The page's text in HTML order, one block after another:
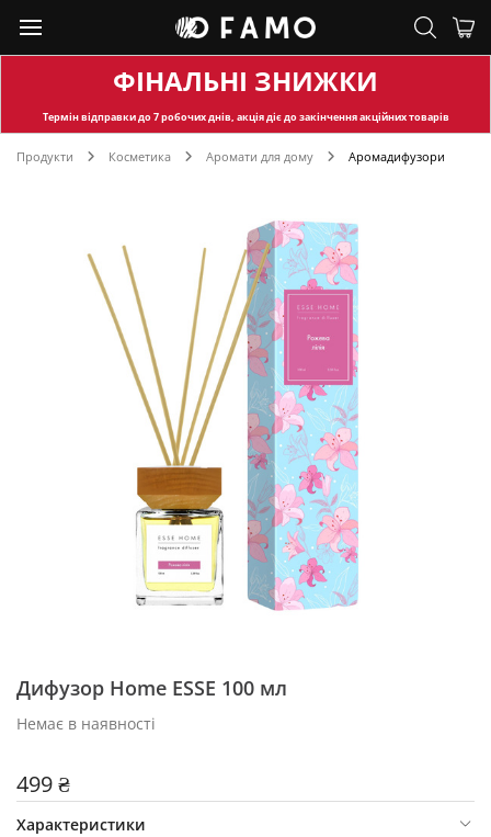
ФІНАЛЬНІ ЗНИЖКИ
Термін відправкидо 7 робочих днів, акція діє до закінчення акційних товарів
Продукти Косметика Аромати для дому Аромадифузори
Дифузор Home ESSE 100 мл
Немає в наявності
499 ₴
Характеристики